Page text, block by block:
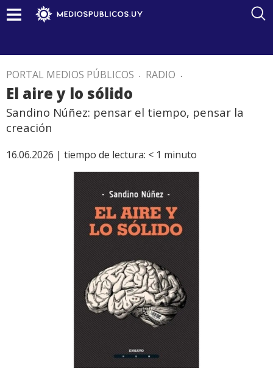
PORTAL MEDIOS PÚBLICOS . RADIO .
El aire y lo sólido
Sandino Núñez: pensar el tiempo, pensar la
creación
16.06.2026 | tiempo de lectura: < 1 minuto